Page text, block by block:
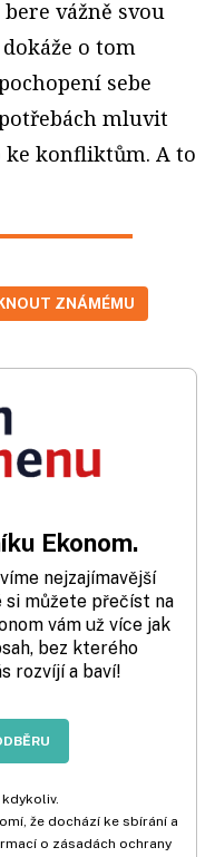
vážně svou
o tom
sebe
mluvit
ke konfliktům. A to
ZNÁMÉMU
Ekonom.
nejzajímavější
můžete přečíst na
vám už více jak
bez kterého
rozvíjí a baví!
že dochází ke sbírání a
o zásadách ochrany